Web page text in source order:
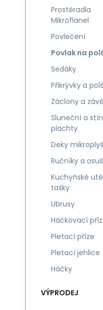
Prostěradla
Mikroflanel
Povlečení
Povlak na
Sedáky
Přikrývky a
Záclony a
Sluneční a
plachty
Deky mikroplyš
Ručníky a
Kuchyňské
tašky
Ubrusy
Háčkovací
Pletací příze
Pletací jehlice
Háčky
VÝPRODEJ